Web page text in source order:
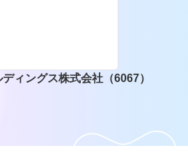
ィングス株式会社（6067）